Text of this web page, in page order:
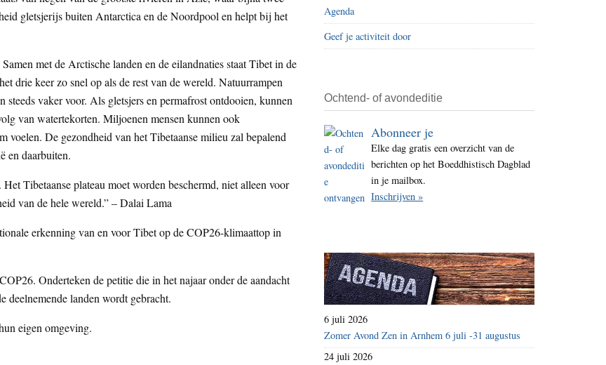
i
t
e
gletsjerijs buiten Antarctica en de Noordpool en helpt bij het
met de Arctische landen en de eilandnaties staat Tibet in de
drie keer zo snel op als de rest van de wereld. Natuurrampen
vaker voor. Als gletsjers en permafrost ontdooien, kunnen
van watertekorten. Miljoenen mensen kunnen ook
voelen. De gezondheid van het Tibetaanse milieu zal bepalend
en daarbuiten.
Tibetaanse plateau moet worden beschermd, niet alleen voor
van de hele wereld.” – Dalai Lama
erkenning van en voor Tibet op de COP26-klimaattop in
Onderteken de petitie die in het najaar onder de aandacht
deelnemende landen wordt gebracht.
eigen omgeving.
Agenda
Geef je activiteit door
Ochtend- of avondeditie
Abonneer je
Elke dag gratis een overzicht van de
berichten op het Boeddhistisch Dagblad
in je mailbox.
Inschrijven »
6 juli 2026
Zomer Avond Zen in Arnhem 6 juli -31 augustus
24 juli 2026